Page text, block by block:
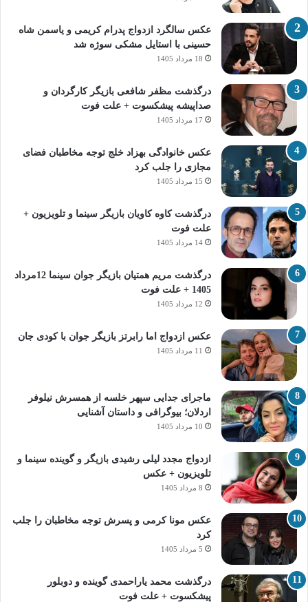
عکس سالگرد ازدواج پدرام کریمی و یاسمن شاه‌
حسینی با استایل مشکی سوژه شد
18 مرداد 1405
درگذشت مظفر شافعی بازیگر کارگردان و
صداپیشه پیشکسوت + علت فوت
17 مرداد 1405
عکس خانوادگی بهزاد خلج توجه مخاطبان فضای
مجازی را جلب کرد
15 مرداد 1405
درگذشت کاوه کاویان بازیگر سینما و تلویزیون +
علت فوت
14 مرداد 1405
درگذشت مریم همتیان بازیگر جوان سینما 12مرداد
1405 + علت فوت
12 مرداد 1405
عکس ازدواج اما رابرتز بازیگر جوان با کودی جان
11 مرداد 1405
ماجرای جدایی سپهر خلسه از همسرش نیلوفر
اردلان؛ بیوگرافی و داستان آشنایی
10 مرداد 1405
ازدواج مجدد لیلی رشیدی بازیگر و گوینده سینما و
تلویزیون + عکس
8 مرداد 1405
عکس مونا کرمی و پسرش توجه مخاطبان را جلب
کرد
5 مرداد 1405
درگذشت محمد یاراحمدی گوینده و دوبلور
پیشکسوت + علت فوت